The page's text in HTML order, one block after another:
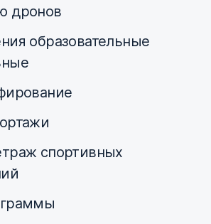
дронов
образовательные
спортивных